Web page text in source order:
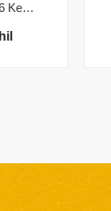
N086039 Dewalt DCD996 Kemer Kanca